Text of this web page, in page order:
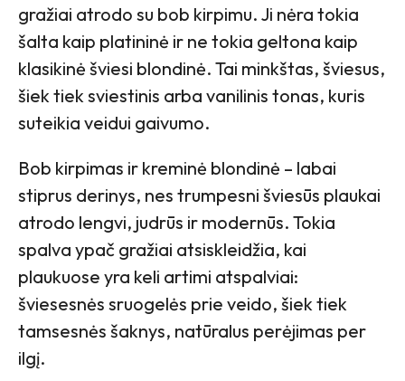
gražiai atrodo su bob kirpimu. Ji nėra tokia
šalta kaip platininė ir ne tokia geltona kaip
klasikinė šviesi blondinė. Tai minkštas, šviesus,
šiek tiek sviestinis arba vanilinis tonas, kuris
suteikia veidui gaivumo.
Bob kirpimas ir kreminė blondinė – labai
stiprus derinys, nes trumpesni šviesūs plaukai
atrodo lengvi, judrūs ir modernūs. Tokia
spalva ypač gražiai atsiskleidžia, kai
plaukuose yra keli artimi atspalviai:
šviesesnės sruogelės prie veido, šiek tiek
tamsesnės šaknys, natūralus perėjimas per
ilgį.